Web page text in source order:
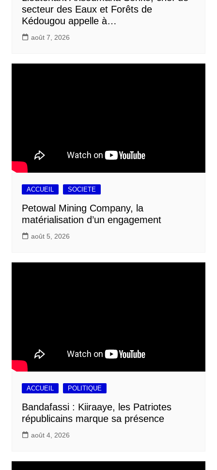
secteur des Eaux et Forêts de
Kédougou appelle à…
août 7, 2026
ACCUEIL SOCIETE
Petowal Mining Company, la
matérialisation d’un engagement
août 5, 2026
ACCUEIL POLITIQUE
Bandafassi : Kiiraaye, les Patriotes
républicains marque sa présence
août 4, 2026